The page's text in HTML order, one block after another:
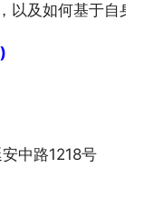
以及如何基于自身
中路1218号